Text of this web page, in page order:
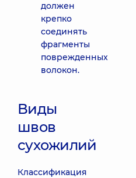
должен
крепко
соединять
фрагменты
поврежденных
волокон.
Виды
швов
сухожилий
Классификация